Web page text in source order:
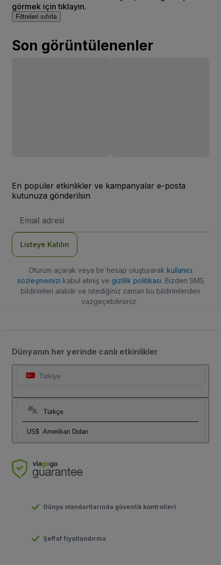
görmek için tıklayın.
Filtreleri sıfırla
Son görüntülenenler
En popüler etkinlikler ve kampanyalar e-posta
kutunuza gönderilsin
posta
Listeye Katılın
Oturum açarak veya bir hesap oluşturarak kullanıcı
sözleşmemizi kabul etmiş ve gizlilik politikası. Bizden SMS
bildirimleri alabilir ve istediğiniz zaman bu bildirimlerden
vazgeçebilirsiniz.
Dünyanın her yerinde canlı etkinlikler
Türkiye
Türkçe
US$ Amerikan Doları
Dünya standartlarında güvenlik kontrolleri
Şeffaf fiyatlandırma